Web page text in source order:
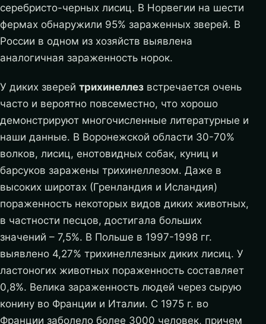
серебристо-черных лисиц. В Норвегии на шести
фермах обнаружили 95% зараженных зверей. В
России в одном из хозяйств выявлена
аналогичная зараженность норок.
У диких зверей трихинеллез встречается очень
часто и вероятно повсеместно, что хорошо
демонстрируют многочисленные литературные и
наши данные. В Воронежской области 30-70%
волков, лисиц, енотовидных собак, куниц и
барсуков заражены трихинеллезом. Даже в
высоких широтах (Гренландия и Исландия)
пораженность некоторых видов диких животных,
в частности песцов, достигала больших
значений – 7,5%. В Польше в 1997-1998 гг.
выявлено 4,27% трихинеллезных диких лисиц. У
ластоногих животных пораженность составляет
0,8%. Велика зараженность людей через сырую
конину во Франции и Италии. С 1975 г. во
Франции заболело более 3000 человек, причем